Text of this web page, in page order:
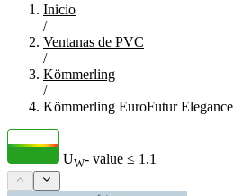
Inicio
/
Ventanas de PVC
/
Kömmerling
/
Kömmerling EuroFutur Elegance
UW- value ≤ 1.1